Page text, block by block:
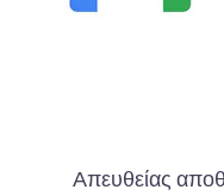
Απευθείας